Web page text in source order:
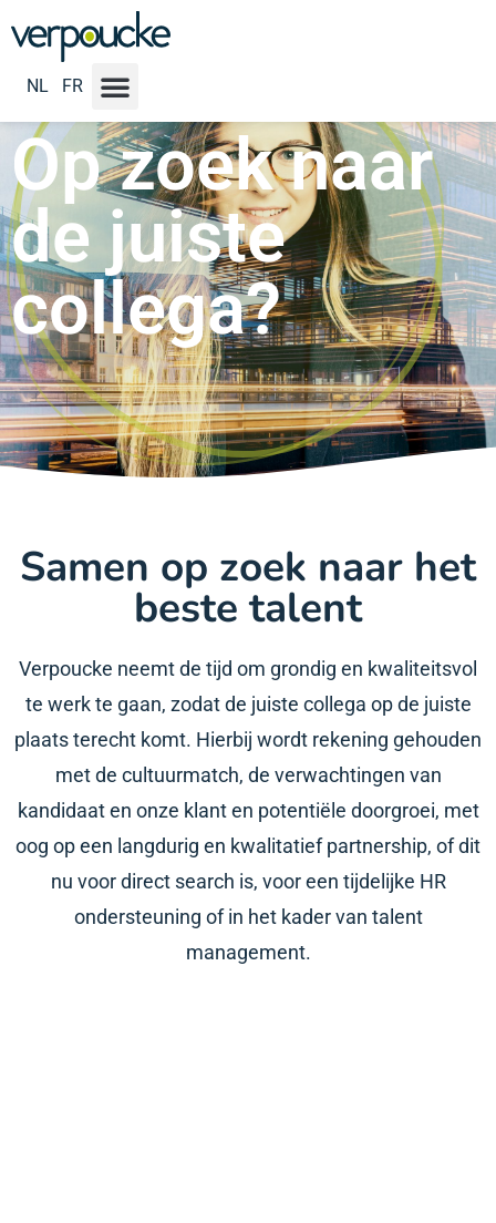
NL FR
Op zoek naar
de juiste
collega?
Samen op zoek naar het
beste talent
Verpoucke neemt de tijd om grondig en kwaliteitsvol
te werk te gaan, zodat de juiste collega op de juiste
plaats terecht komt. Hierbij wordt rekening gehouden
met de cultuurmatch, de verwachtingen van
kandidaat en onze klant en potentiële doorgroei, met
oog op een langdurig en kwalitatief partnership, of dit
nu voor direct search is, voor een tijdelijke HR
ondersteuning of in het kader van talent
management.